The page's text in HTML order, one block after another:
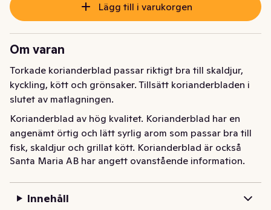
Lägg till i varukorgen
Om varan
Torkade korianderblad passar riktigt bra till skaldjur,
kyckling, kött och grönsaker. Tillsätt korianderbladen i
slutet av matlagningen.
Korianderblad av hög kvalitet. Korianderblad har en
angenämt örtig och lätt syrlig arom som passar bra till
fisk, skaldjur och grillat kött. Korianderblad är också
väldigt lämpligt att använda till både indisk och
• Korianderblad förvaras torrt och mörkt för att bevara
Santa Maria AB har angett ovanstående information.
Innehåll